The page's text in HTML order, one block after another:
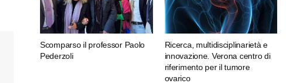
Scomparso il professor Paolo
Pederzoli
Ricerca, multidisciplinarietà e
innovazione. Verona centro di
riferimento per il tumore
ovarico